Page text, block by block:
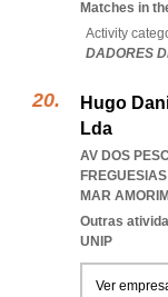
Matches in
Activity
DADORES
Hugo
Lda
AV DOS
MAR
Outras
UNIP
Ver